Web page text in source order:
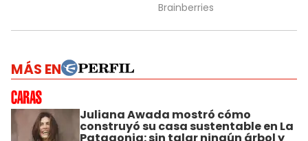
MÁS EN
Juliana Awada mostró cómo
construyó su casa sustentable en La